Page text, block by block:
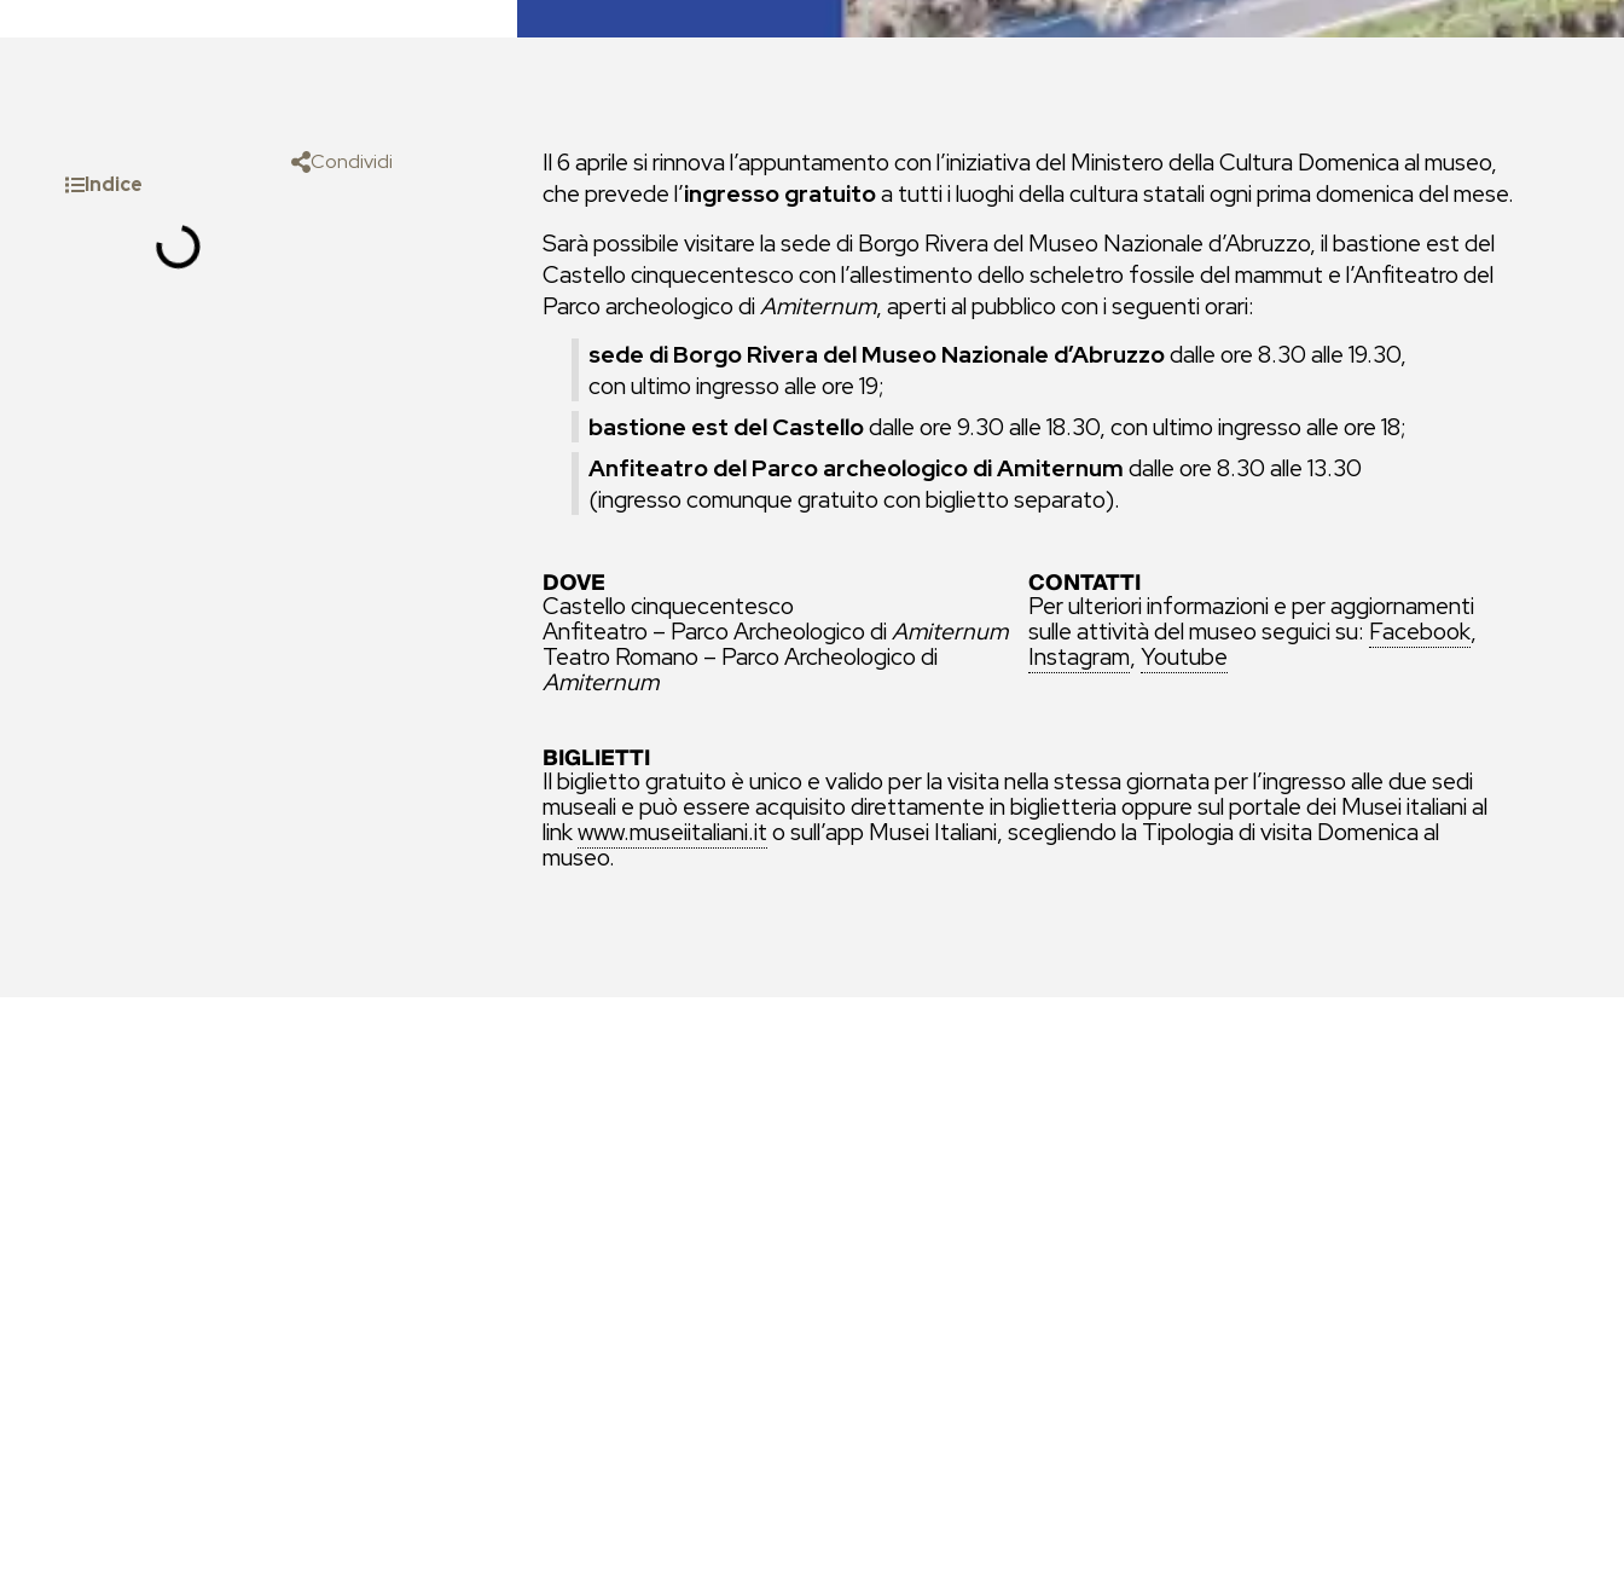
Indice
Condividi
Il 6 aprile si rinnova l’appuntamento con l’iniziativa del Ministero della Cultura Domenica al museo,
che prevede l’ingresso gratuitoa tutti i luoghi della cultura statali ogni prima domenica del mese.
Sarà possibile visitare la sede di Borgo Rivera del Museo Nazionale d’Abruzzo, il bastione est del
Castello cinquecentesco con l’allestimento dello scheletro fossile del mammut e l’Anfiteatro del
Parco archeologico diAmiternum, aperti al pubblico con i seguenti orari:
sede di Borgo Rivera del Museo Nazionale d’Abruzzodalle ore 8.30 alle 19.30,
con ultimo ingresso alle ore 19;
bastione est del Castellodalle ore 9.30 alle 18.30, con ultimo ingresso alle ore 18;
Anfiteatro del Parco archeologico di Amiternumdalle ore 8.30 alle 13.30
(ingresso comunque gratuito con biglietto separato).
DOVE
Castello cinquecentesco
Anfiteatro – Parco Archeologico diAmiternum
Teatro Romano – Parco Archeologico di
Amiternum
CONTATTI
Per ulteriori informazioni e per aggiornamenti
sulle attività del museo seguici su: Facebook,
Instagram,Youtube
BIGLIETTI
Il biglietto gratuito è unico e valido per la visita nella stessa giornata per l’ingresso alle due sedi
museali e può essere acquisito direttamente in biglietteria oppure sul portale dei Musei italiani al
linkwww.museiitaliani.ito sull’app Musei Italiani, scegliendo la Tipologia di visita Domenica al
museo.